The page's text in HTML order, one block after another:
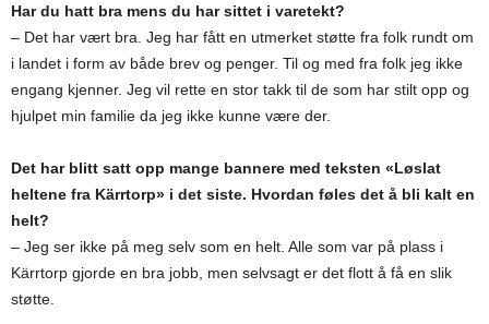
Har du hatt bra mens du har sittet i varetekt?
– Det har vært bra. Jeg har fått en utmerket støtte fra folk rundt om
i landet i form av både brev og penger. Til og med fra folk jeg ikke
engang kjenner. Jeg vil rette en stor takk til de som har stilt opp og
hjulpet min familie da jeg ikke kunne være der.
Det har blitt satt opp mange bannere med teksten «Løslat
heltene fra Kärrtorp» i det siste. Hvordan føles det å bli kalt en
helt?
– Jeg ser ikke på meg selv som en helt. Alle som var på plass i
Kärrtorp gjorde en bra jobb, men selvsagt er det flott å få en slik
støtte.